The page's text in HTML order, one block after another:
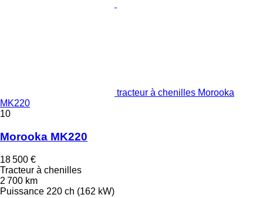
tracteur à chenilles Morooka
MK220
10
Morooka MK220
18 500 €
Tracteur à chenilles
2 700 km
Puissance 220 ch (162 kW)